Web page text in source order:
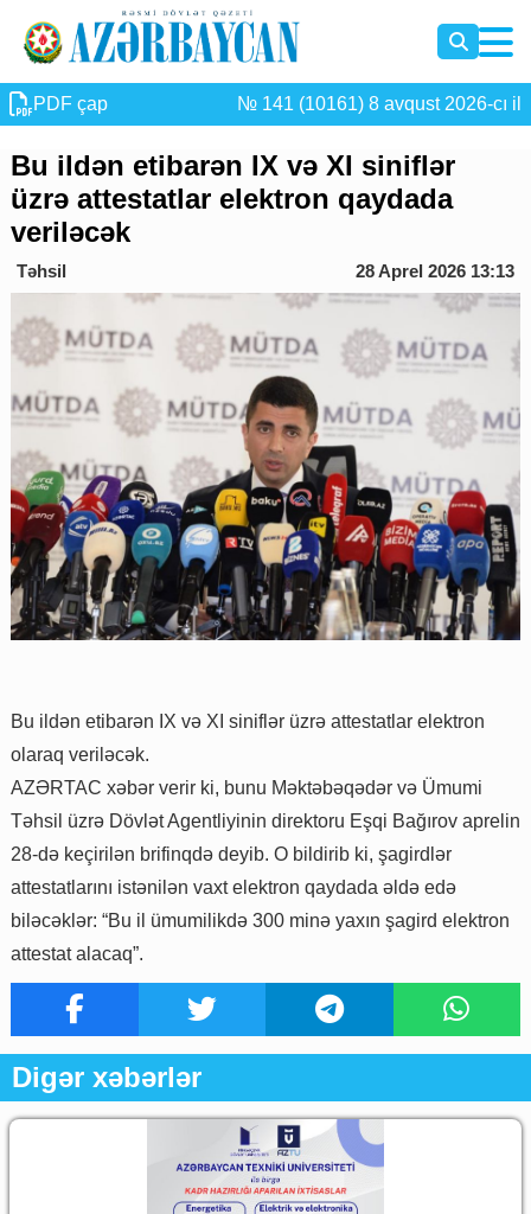
PDF çap № 141 (10161) 8 avqust 2026-cı il
Bu ildən etibarən IX və XI siniflər
üzrə attestatlar elektron qaydada
veriləcək
Təhsil 28 Aprel 2026 13:13
Bu ildən etibarən IX və XI siniflər üzrə attestatlar elektron
olaraq veriləcək.
AZƏRTAC xəbər verir ki, bunu Məktəbəqədər və Ümumi
Təhsil üzrə Dövlət Agentliyinin direktoru Eşqi Bağırov aprelin
28-də keçirilən brifinqdə deyib. O bildirib ki, şagirdlər
attestatlarını istənilən vaxt elektron qaydada əldə edə
biləcəklər: “Bu il ümumilikdə 300 minə yaxın şagird elektron
attestat alacaq”.
Digər xəbərlər